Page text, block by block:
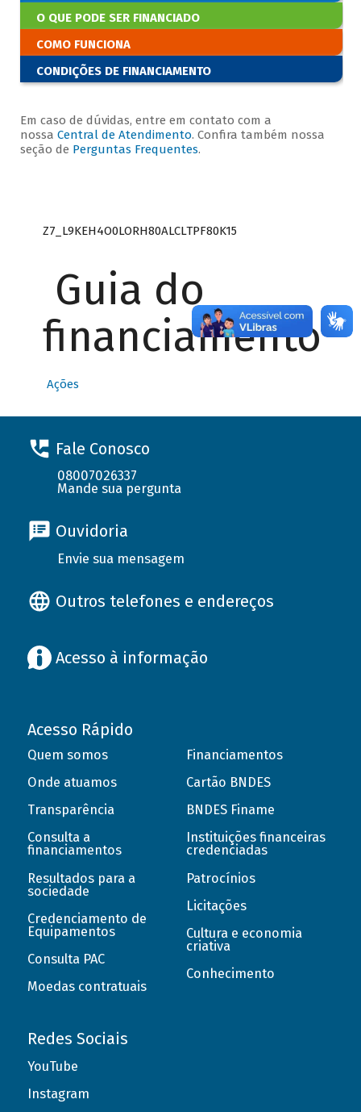
O QUE PODE SER FINANCIADO
COMO FUNCIONA
CONDIÇÕES DE FINANCIAMENTO
Em caso de dúvidas, entre em contato com a
nossa Central de Atendimento. Confira também nossa
seção de Perguntas Frequentes.
Z7_L9KEH4O0LORH80ALCLTPF80K15
Guia do
financiamento
Ações
Fale Conosco
08007026337
Mande sua pergunta
Ouvidoria
Envie sua mensagem
Outros telefones e endereços
Acesso à informação
Acesso Rápido
Quem somos
Onde atuamos
Transparência
Consulta a
financiamentos
Resultados para a
sociedade
Credenciamento de
Equipamentos
Consulta PAC
Moedas contratuais
Financiamentos
Cartão BNDES
BNDES Finame
Instituições financeiras
credenciadas
Patrocínios
Licitações
Cultura e economia
criativa
Conhecimento
Redes Sociais
YouTube
Instagram